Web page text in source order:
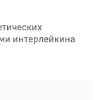
интерлейкина